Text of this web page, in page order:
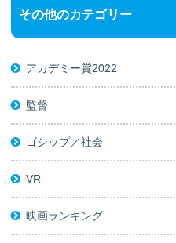
その他のカテゴリー
アカデミー賞2022
監督
ゴシップ／社会
VR
映画ランキング